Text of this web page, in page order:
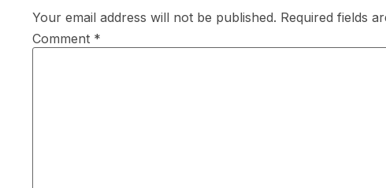
Your email address will not be published. Required fields
Comment *